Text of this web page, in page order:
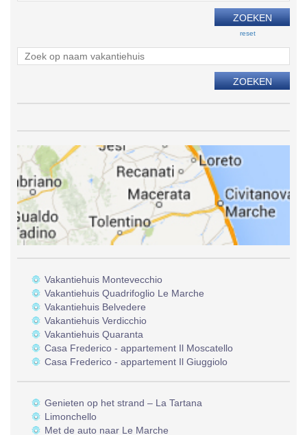
reset
Vakantiehuis Montevecchio
Vakantiehuis Quadrifoglio Le Marche
Vakantiehuis Belvedere
Vakantiehuis Verdicchio
Vakantiehuis Quaranta
Casa Frederico - appartement Il Moscatello
Casa Frederico - appartement Il Giuggiolo
Genieten op het strand – La Tartana
Limonchello
Met de auto naar Le Marche